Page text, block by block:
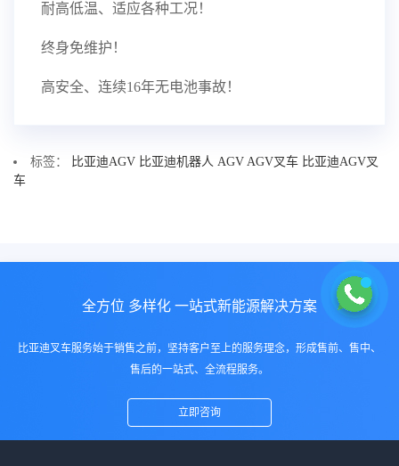
耐高低温、适应各种工况！
终身免维护！
高安全、连续16年无电池事故！
标签： 比亚迪AGV 比亚迪机器人 AGV AGV叉车 比亚迪AGV叉
车
全方位 多样化 一站式新能源解决方案
比亚迪叉车服务始于销售之前，坚持客户至上的服务理念，形成售前、售中、
售后的一站式、全流程服务。
立即咨询